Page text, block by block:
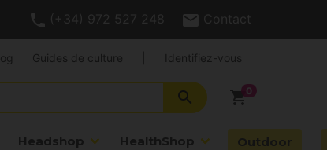
(+34) 972 527 248 Contact
shopping_cart
search
Headshop HealthShop Outdoor
Guides de culture Identifiez-vous